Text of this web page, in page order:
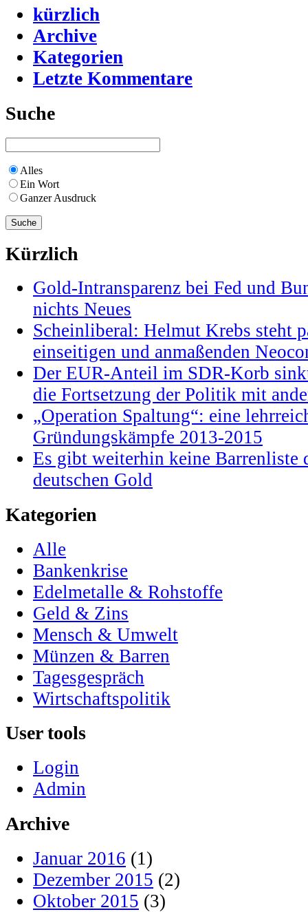
kürzlich
Archive
Kategorien
Letzte Kommentare
Suche
Alles
Ein Wort
Ganzer Ausdruck
Kürzlich
Gold-Intransparenz bei Fed und
nichts Neues
Scheinliberal: Helmut Krebs steht
einseitigen und anmaßenden
Der EUR-Anteil im SDR-Korb
die Fortsetzung der Politik mit
„Operation Spaltung“: eine
Gründungskämpfe 2013-2015
Es gibt weiterhin keine Barrenliste
deutschen Gold
Kategorien
Alle
Bankenkrise
Edelmetalle & Rohstoffe
Geld & Zins
Mensch & Umwelt
Münzen & Barren
Tagesgespräch
Wirtschaftspolitik
User tools
Login
Admin
Archive
Januar 2016 (1)
Dezember 2015 (2)
Oktober 2015 (3)